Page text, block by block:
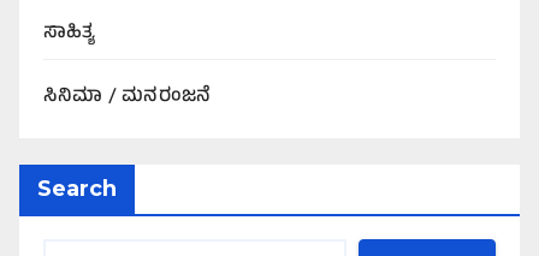
ಸಾಹಿತ್ಯ
ಸಿನಿಮಾ / ಮನರಂಜನೆ
Search